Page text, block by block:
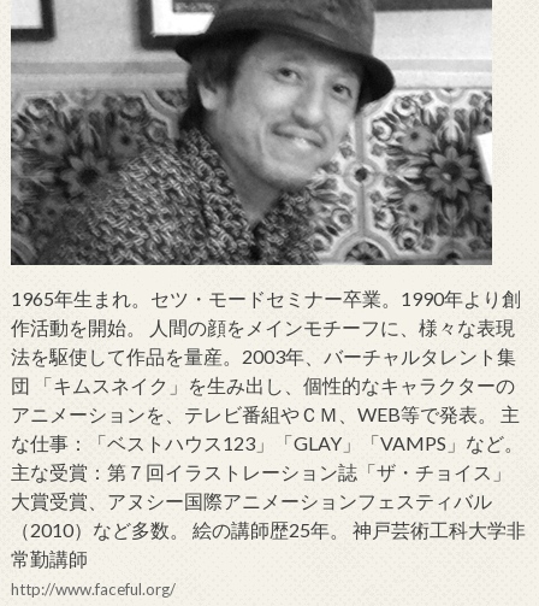
1965年生まれ。セツ・モードセミナー卒業。1990年より創
作活動を開始。 人間の顔をメインモチーフに、様々な表現
法を駆使して作品を量産。2003年、バーチャルタレント集
団 「キムスネイク」を生み出し、個性的なキャラクターの
アニメーションを、テレビ番組やＣＭ、WEB等で発表。 主
な仕事：「ベストハウス123」「GLAY」「VAMPS」など。
主な受賞：第７回イラストレーション誌「ザ・チョイス」
大賞受賞、アヌシー国際アニメーションフェスティバル
（2010）など多数。 絵の講師歴25年。 神戸芸術工科大学非
常勤講師
http://www.faceful.org/